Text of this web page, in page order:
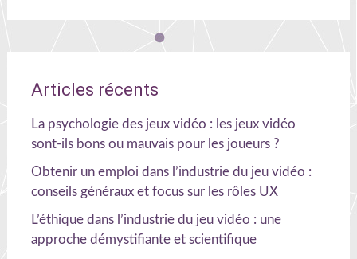
Articles récents
La psychologie des jeux vidéo : les jeux vidéo
sont-ils bons ou mauvais pour les joueurs ?
Obtenir un emploi dans l’industrie du jeu vidéo :
conseils généraux et focus sur les rôles UX
L’éthique dans l’industrie du jeu vidéo : une
approche démystifiante et scientifique